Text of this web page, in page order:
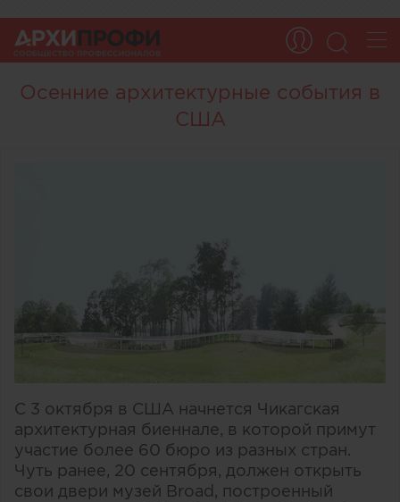
Осенние архитектурные события в
США
С 3 октября в США начнется Чикагская
архитектурная биеннале, в которой примут
участие более 60 бюро из разных стран.
Чуть ранее, 20 сентября, должен открыть
свои двери музей Broad, построенный